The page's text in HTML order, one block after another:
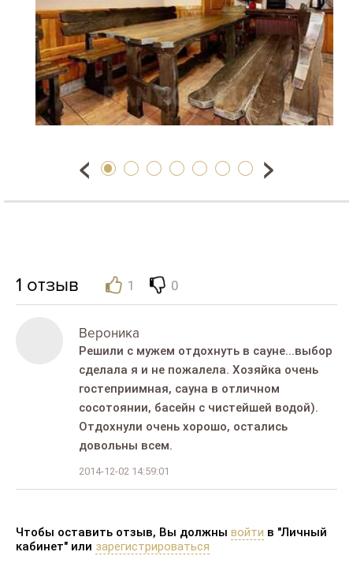
1 отзыв 1 0
Вероника
Решили с мужем отдохнуть в сауне...выбор
сделала я и не пожалела. Хозяйка очень
гостеприимная, сауна в отличном
сосотоянии, басейн с чистейшей водой).
Отдохнули очень хорошо, остались
довольны всем.
2014-12-02 14:59:01
Чтобы оставить отзыв, Вы должны войти в "Личный
кабинет" или зарегистрироваться